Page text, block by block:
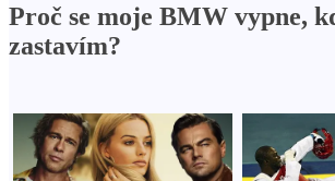
Proč se moje BMW vypne,
zastavím?